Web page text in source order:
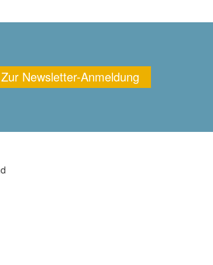
Zur Newsletter-Anmeldung